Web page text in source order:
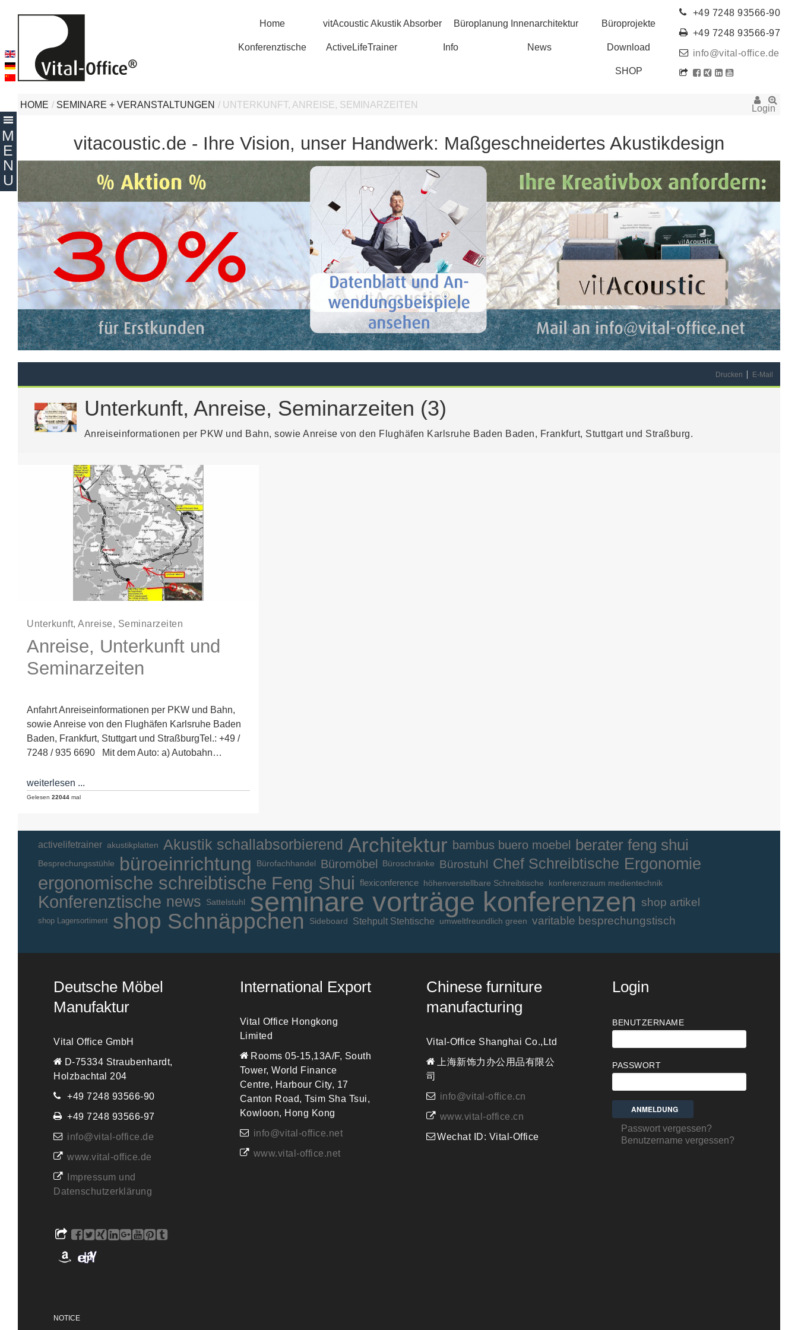
Home vitAcoustic Akustik Absorber Büroplanung Innenarchitektur Büroprojekte
Konferenztische ActiveLifeTrainer Info News Download
SHOP
+49 7248 93566-90
+49 7248 93566-97
info@vital-office.de
HOME / SEMINARE + VERANSTALTUNGEN / UNTERKUNFT, ANREISE, SEMINARZEITEN Login
vitacoustic.de - Ihre Vision, unser Handwerk: Maßgeschneidertes Akustikdesign
Drucken E-Mail
Unterkunft, Anreise, Seminarzeiten (3)
Anreiseinformationen per PKW und Bahn, sowie Anreise von den Flughäfen Karlsruhe Baden Baden, Frankfurt, Stuttgart und Straßburg.
Unterkunft, Anreise, Seminarzeiten
Anreise, Unterkunft und
Seminarzeiten
Anfahrt Anreiseinformationen per PKW und Bahn,
sowie Anreise von den Flughäfen Karlsruhe Baden
Baden, Frankfurt, Stuttgart und StraßburgTel.: +49 /
7248 / 935 6690 Mit dem Auto: a) Autobahn…
weiterlesen ...
Gelesen 22044 mal
activelifetrainer akustikplatten Akustik schallabsorbierend Architektur bambus buero moebel berater feng shui
Besprechungsstühle büroeinrichtung Bürofachhandel Büromöbel Büroschränke Bürostuhl Chef Schreibtische Ergonomie
ergonomische schreibtische Feng Shui flexiconference höhenverstellbare Schreibtische konferenzraum medientechnik
Konferenztische news Sattelstuhl seminare vorträge konferenzen shop artikel
shop Lagersortiment shop Schnäppchen Sideboard Stehpult Stehtische umweltfreundlich green varitable besprechungstisch
Deutsche Möbel
Manufaktur
Vital Office GmbH
D-75334 Straubenhardt,
Holzbachtal 204
+49 7248 93566-90
+49 7248 93566-97
info@vital-office.de
www.vital-office.de
Impressum und
Datenschutzerklärung
International Export
Vital Office Hongkong
Limited
Rooms 05-15,13A/F, South
Tower, World Finance
Centre, Harbour City, 17
Canton Road, Tsim Sha Tsui,
Kowloon, Hong Kong
info@vital-office.net
www.vital-office.net
Chinese furniture
manufacturing
Vital-Office Shanghai Co.,Ltd
上海新饰力办公用品有限公
司
info@vital-office.cn
www.vital-office.cn
Wechat ID: Vital-Office
Login
BENUTZERNAME
PASSWORT
Passwort vergessen?
Benutzername vergessen?
NOTICE